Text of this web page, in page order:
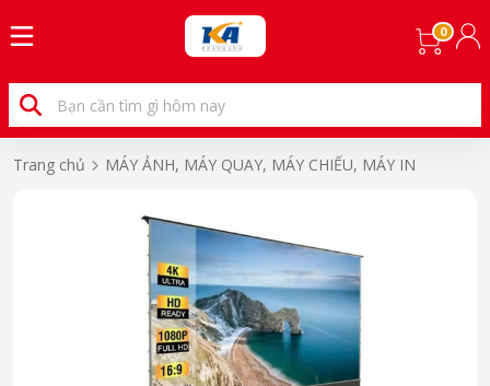
0
Trang chủ MÁY ẢNH, MÁY QUAY, MÁY CHIẾU, MÁY IN